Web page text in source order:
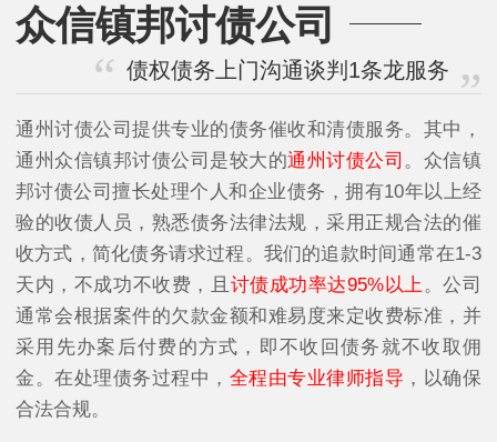
众信镇邦讨债公司
债权债务上门沟通谈判1条龙服务
通州讨债公司提供专业的债务催收和清债服务。其中，
通州众信镇邦讨债公司是较大的通州讨债公司 。众信镇
邦讨债公司擅长处理个人和企业债务，拥有10年以上经
验的收债人员，熟悉债务法律法规，采用正规合法的催
收方式，简化债务请求过程。我们的追款时间通常在1-3
天内，不成功不收费，且 讨债成功率达95%以上 。公司
通常会根据案件的欠款金额和难易度来定收费标准，并
采用先办案后付费的方式，即不收回债务就不收取佣
金。在处理债务过程中， 全程由专业律师指导 ，以确保
合法合规。